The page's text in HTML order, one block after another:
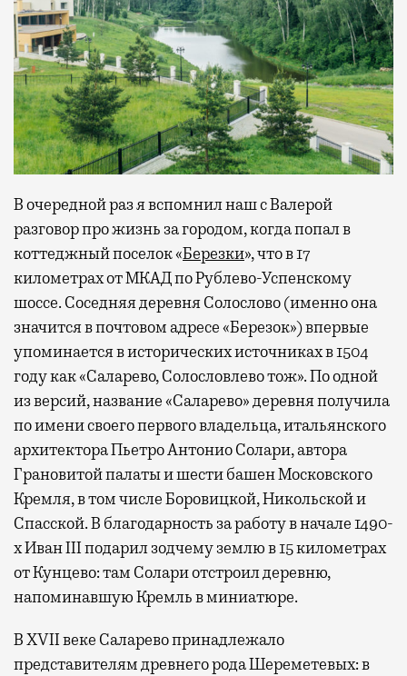
В очередной раз я вспомнил наш с Валерой
разговор про жизнь за городом, когда попал в
коттеджный поселок «Березки», что в 17
километрах от МКАД по Рублево-Успенскому
шоссе. Соседняя деревня Солослово (именно она
значится в почтовом адресе «Березок») впервые
упоминается в исторических источниках в 1504
году как «Саларево, Солословлево тож». По одной
из версий, название «Саларево» деревня получила
по имени своего первого владельца, итальянского
архитектора Пьетро Антонио Солари, автора
Грановитой палаты и шести башен Московского
Кремля, в том числе Боровицкой, Никольской и
Спасской. В благодарность за работу в начале 1490-
х Иван III подарил зодчему землю в 15 километрах
от Кунцево: там Солари отстроил деревню,
напоминавшую Кремль в миниатюре.
В XVII веке Саларево принадлежало
представителям древнего рода Шереметевых: в